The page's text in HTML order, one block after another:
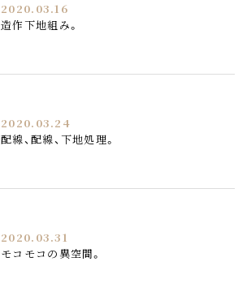
2020.03.16
造作下地組み。
2020.03.24
配線、配線、下地処理。
2020.03.31
モコモコの異空間。